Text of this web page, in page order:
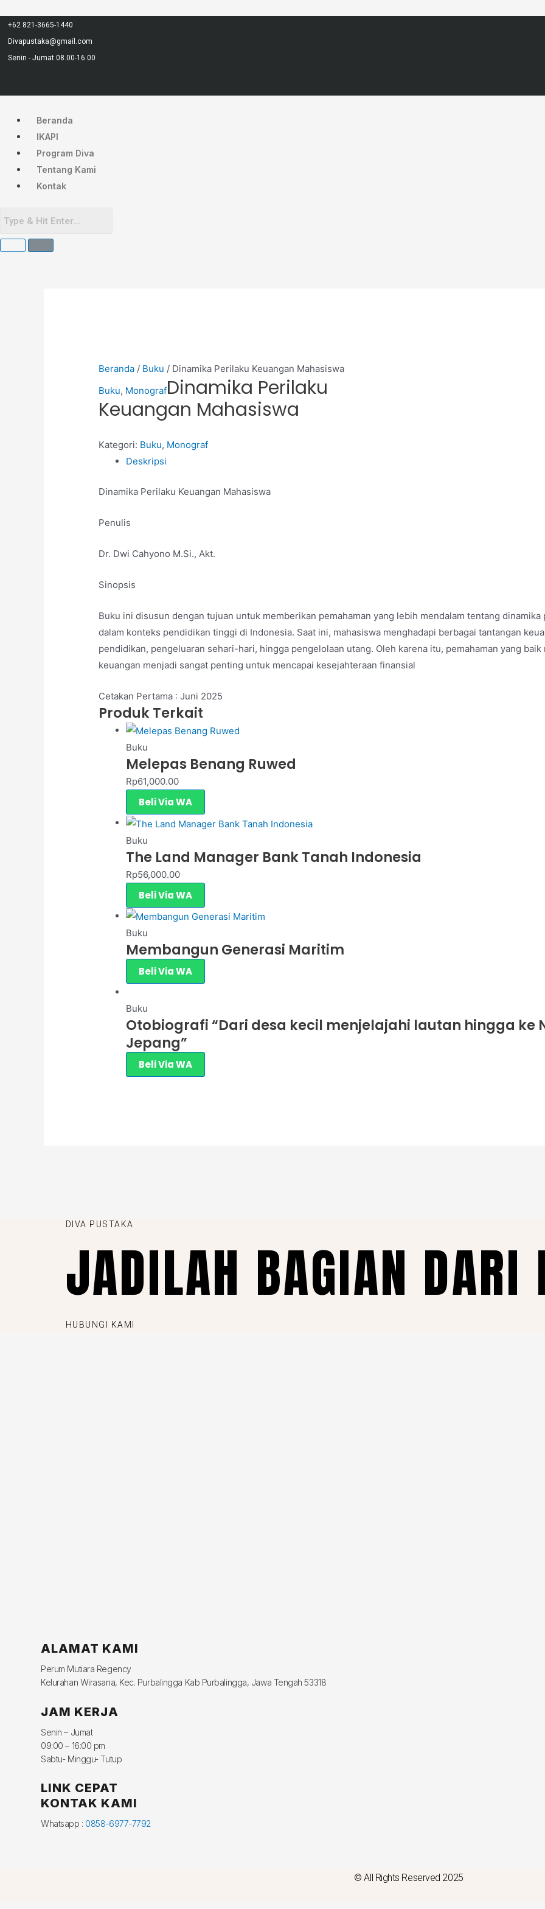
ke
konten
+62 821-3665-1440
Divapustaka@gmail.com
Senin - Jumat 08.00-16.00
Beranda
IKAPI
Program Diva
Tentang Kami
Kontak
Beranda / Buku / Dinamika Perilaku Keuangan Mahasiswa
Buku, MonografDinamika Perilaku
Keuangan Mahasiswa
Kategori: Buku, Monograf
Deskripsi
Dinamika Perilaku Keuangan Mahasiswa
Penulis
Dr. Dwi Cahyono M.Si., Akt.
Sinopsis
Buku ini disusun dengan tujuan untuk memberikan pemahaman yang lebih mendalam tentang
dalam konteks pendidikan tinggi di Indonesia. Saat ini, mahasiswa menghadapi berbagai tantangan
pendidikan, pengeluaran sehari-hari, hingga pengelolaan utang. Oleh karena itu, pemahaman yang
keuangan menjadi sangat penting untuk mencapai kesejahteraan finansial
Cetakan Pertama : Juni 2025
Produk Terkait
Buku
Melepas Benang Ruwed
Rp61,000.00
Beli Via WA
Buku
The Land Manager Bank Tanah Indonesia
Rp56,000.00
Beli Via WA
Buku
Membangun Generasi Maritim
Beli Via WA
Buku
Otobiografi “Dari desa kecil menjelajahi lautan hingga ke
Jepang”
Beli Via WA
DIVA PUSTAKA
JADILAH BAGIAN
HUBUNGI KAMI
ALAMAT KAMI
Perum Mutiara Regency
Kelurahan Wirasana, Kec. Purbalingga Kab Purbalingga, Jawa Tengah 53318
JAM KERJA
Senin – Jumat
09:00 – 16:00 pm
Sabtu- Minggu- Tutup
LINK CEPAT
KONTAK KAMI
Whatsapp : 0858-6977-7792
© All Rights Reserved 2025